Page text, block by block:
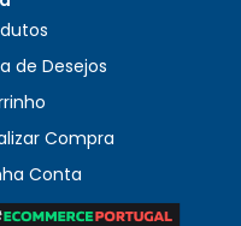
de Desejos
Compra
Conta